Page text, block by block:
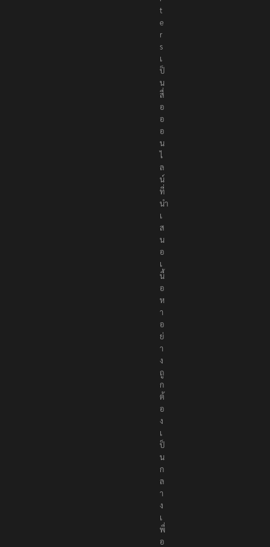
t
e
r
s
เ
ป็
น
สื่
อ
อ
อ
น
ไ
ล
น์
ที่
นำ
เ
ส
น
อ
เ
นื้
อ
ห
า
อ
ย่
า
ง
ถู
ก
ต้
อ
ง
เ
ป็
น
ก
ล
า
ง
เ
พื่
อ